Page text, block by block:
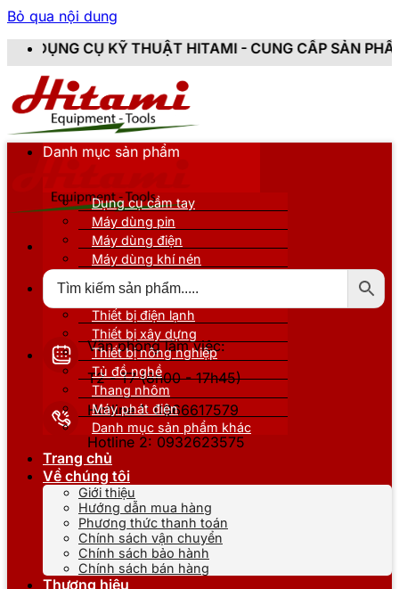
Bỏ qua nội dung
HITAMI - CUNG CẤP SẢN PHẨM CHÍNH HÃNG,
Văn phòng làm việc:
T2 - T7 (8h00 - 17h45)
Hotline 1: 0866617579
Hotline 2: 0932623575
Danh mục sản phẩm
Dụng cụ cầm tay
Máy dùng pin
Máy dùng điện
Máy dùng khí nén
Thiết bị nâng đỡ
Thiết bị điện lạnh
Thiết bị xây dựng
Thiết bị nông nghiệp
Tủ đồ nghề
Thang nhôm
Máy phát điện
Danh mục sản phẩm khác
Trang chủ
Về chúng tôi
Giới thiệu
Hướng dẫn mua hàng
Phương thức thanh toán
Chính sách vận chuyển
Chính sách bảo hành
Chính sách bán hàng
Thương hiệu